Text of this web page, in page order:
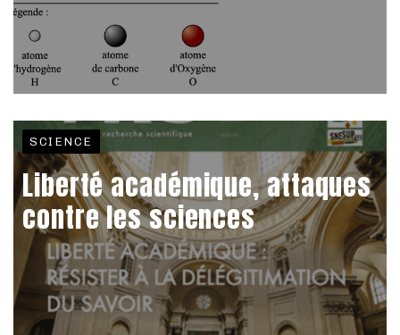
SCIENCE
Liberté académique, attaques
contre les sciences